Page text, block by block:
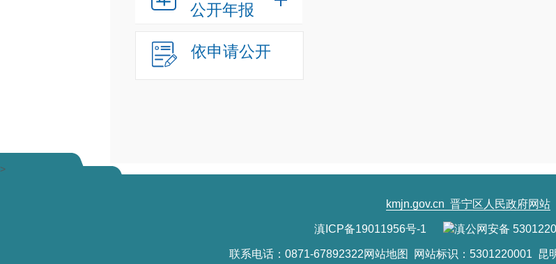
公开年报
依申请公开
>
kmjn.gov.cn 晋宁区人民政府网站
滇ICP备19011956号-1 滇公网安备
联系电话：0871-67892322网站地图 网站标识：5301220001 昆